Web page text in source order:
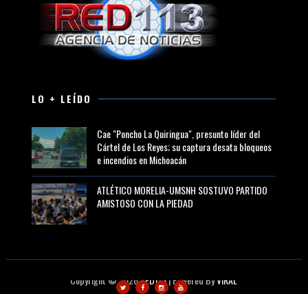
LO + LEÍDO
Cae "Poncho La Quiringua", presunto líder del
Cártel de Los Reyes; su captura desata bloqueos
e incendios en Michoacán
ATLÉTICO MORELIA-UMSNH SOSTUVO PARTIDO
AMISTOSO CON LA PIEDAD
Copyright ©2026RED113| Powered ByVIRAL